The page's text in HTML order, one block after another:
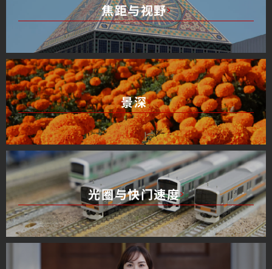
焦距与视野
景深
光圈与快门速度